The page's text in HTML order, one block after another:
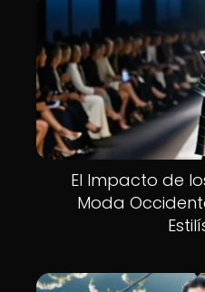
El Impacto de
Moda